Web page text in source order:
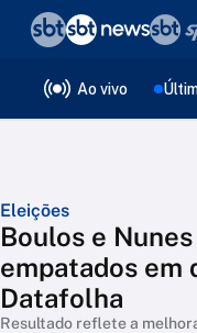
Ao vivo
Eleições
Boulos e
empatados em
Datafolha
Resultado reflete a
❮voltar